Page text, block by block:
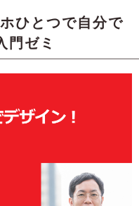
ひとつで自分で
ゼミ